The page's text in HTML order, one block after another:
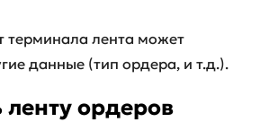
терминала лента может
данные (тип ордера, и т.д.).
ленту ордеров